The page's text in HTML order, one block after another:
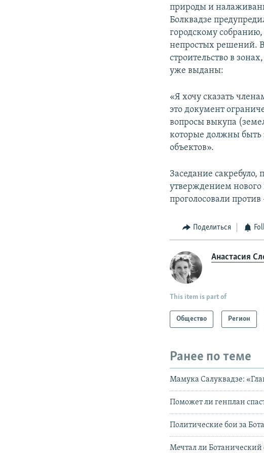
природы и
Болквадзе
городскому
непростых решений. В
строительство в
уже выданы:
«Я хочу сказать
это документ
вопросы выкупа
которые должны быть
объектов».
Заседание сакребуло,
утверждением нового
проголосовали против
Поделиться
Анастасия
This item is part of
Общество Регион
Ранее по теме
Мамука Салуквадзе:
Поможет ли генплан
Политические бои за
Мечтал ли Ботанический